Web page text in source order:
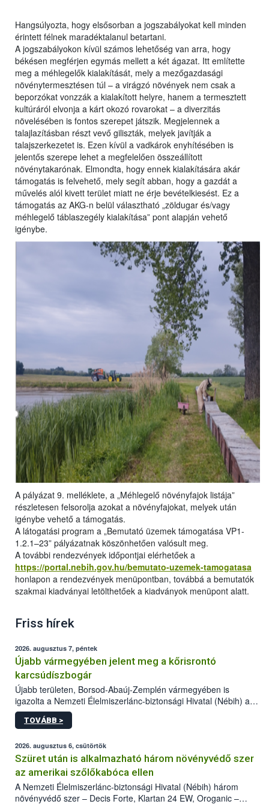
Hangsúlyozta, hogy elsősorban a jogszabályokat kell minden
érintett félnek maradéktalanul betartani.
A jogszabályokon kívül számos lehetőség van arra, hogy
békésen megférjen egymás mellett a két ágazat. Itt említette
meg a méhlegelők kialakítását, mely a mezőgazdasági
növénytermesztésen túl – a virágzó növények nem csak a
beporzókat vonzzák a kialakított helyre, hanem a termesztett
kultúráról elvonja a kárt okozó rovarokat – a diverzitás
növelésében is fontos szerepet játszik. Megjelennek a
talajlazításban részt vevő giliszták, melyek javítják a
talajszerkezetet is. Ezen kívül a vadkárok enyhítésében is
jelentős szerepe lehet a megfelelően összeállított
növénytakarónak. Elmondta, hogy ennek kialakítására akár
támogatás is felvehető, mely segít abban, hogy a gazdát a
művelés alól kivett terület miatt ne érje bevételkiesést. Ez a
támogatás az AKG-n belül választható „zöldugar és/vagy
méhlegelő táblaszegély kialakítása” pont alapján vehető
igénybe.
A pályázat 9. melléklete, a „Méhlegelő növényfajok listája”
részletesen felsorolja azokat a növényfajokat, melyek után
igénybe vehető a támogatás.
A látogatási program a „Bemutató üzemek támogatása VP1-
1.2.1–23” pályázatnak köszönhetően valósult meg.
A további rendezvények időpontjai elérhetőek a
https://portal.nebih.gov.hu/bemutato-uzemek-tamogatasa
honlapon a rendezvények menüpontban, továbbá a bemutatók
szakmai kiadványai letölthetőek a kiadványok menüpont alatt.
Friss hírek
2026. augusztus 7, péntek
Újabb vármegyében jelent meg a kőrisrontó
karcsúdíszbogár
Újabb területen, Borsod-Abaúj-Zemplén vármegyében is
igazolta a Nemzeti Élelmiszerlánc-biztonsági Hivatal (Nébih) a
kőrisrontó karcsúdíszbogár (Agrilus planipennis) jelenlétét. A
kártevőt nem csak színcsapdában találták meg, de már fertőzött
az intenzív felderítést, emellett az intézkedéseket a szlovák
hatósággal is összehangolják a terjedés megállítása érdekében.
TOVÁBB >
2026. augusztus 6, csütörtök
Szüret után is alkalmazható három növényvédő szer
az amerikai szőlőkabóca ellen
A Nemzeti Élelmiszerlánc-biztonsági Hivatal (Nébih) három
növényvédő szer – Decis Forte, Klartan 24 EW, Oroganic –